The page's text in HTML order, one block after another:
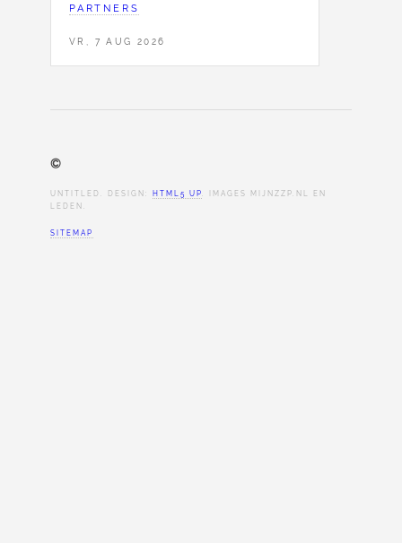
PARTNERS
VR, 7 AUG 2026
©
UNTITLED. DESIGN: HTML5 UP . IMAGES MIJNZZP.NL EN
LEDEN.
SITEMAP